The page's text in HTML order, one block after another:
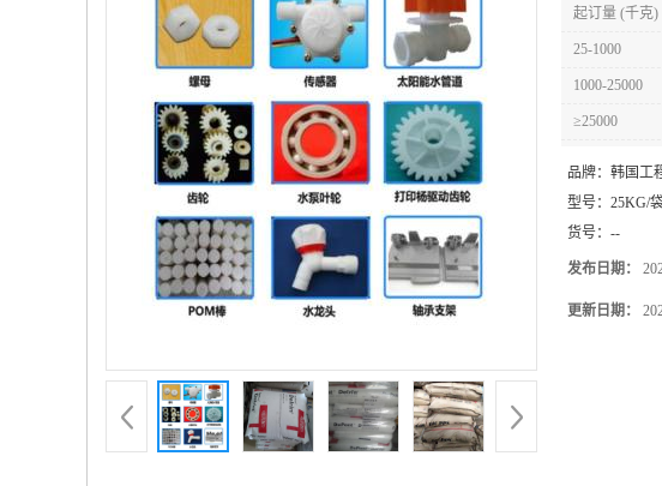
起订量 (千克)
25-1000
1000-25000
≥25000
品牌： 韩国工
型号： 25KG/
货号： --
发布日期：
更新日期：